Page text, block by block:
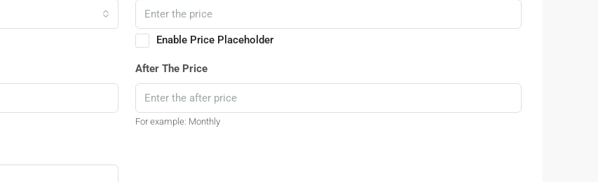
Enable Price Placeholder
After The Price
For example: Monthly